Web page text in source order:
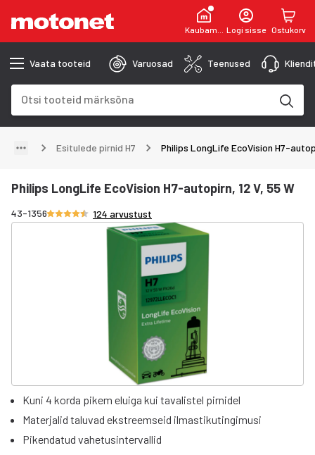
KaubamajaLogi sisse Ostukorv
Vaata tooteid Varuosad Teenused
Esitulede pirnid H7 Philips LongLife EcoVision H7-
Philips LongLife EcoVision H7-autopirn, 12 V, 55 W
43-1356Hinnang 4.7/5 tähte
124 arvustust
Kuni 4 korda pikem eluiga kui tavalistel pirnidel
Materjalid taluvad ekstreemseid ilmastikutingimusi
Pikendatud vahetusintervallid